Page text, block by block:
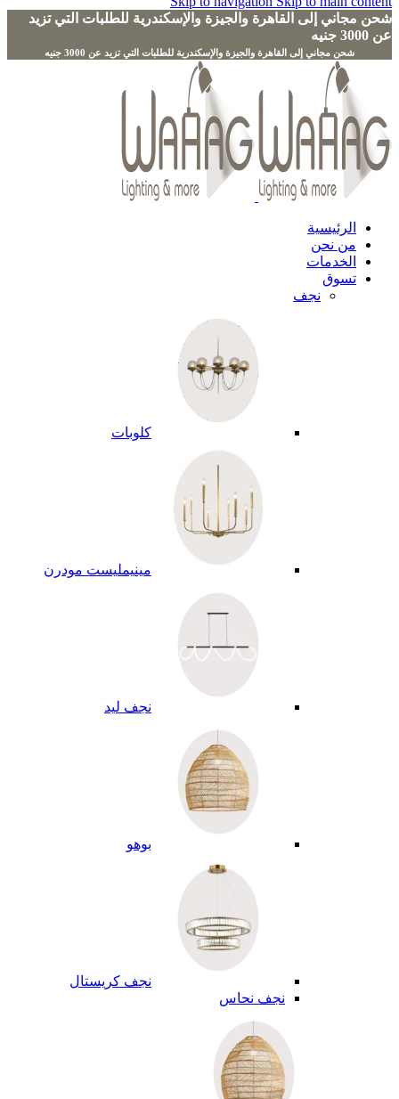
شحن مجاني إلى القاهرة والجيزة والإسكندرية للطلبات التي تزيد
عن 3000 جنيه
الرئيسية
من نحن
الخدمات
تسوق
نجف
كلوبات
مينيمليست مودرن
نجف ليد
بوهو
نجف كريستال
نجف نحاس